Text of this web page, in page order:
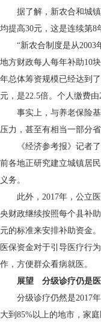
据了解，新农合和城镇
均提高30元，这是连续第8
“新农合制度是从2003年
地方财政每人每年补助10
年总体筹资规模已经达到
元，是22.5倍。个人缴费
事实上，与养老保险基
压力，甚至有相当一部分
《经济参考报》记者了
前各地正研究建立城镇居
义务。
此外，2017年，公立医
央财政继续按照每个县补
元的标准来安排补助资金
医保资金对于引导医疗行
作，方便群众看病就医。
展望 分级诊疗仍是医
分级诊疗仍然是2017年
大到85%以上的地市，家